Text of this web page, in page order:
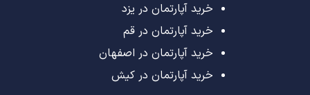
خرید آپارتمان در یزد
خرید آپارتمان در قم
خرید آپارتمان در اصفهان
خرید آپارتمان در کیش